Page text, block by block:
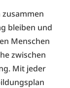
zusammen
bleiben und
Menschen
zwischen
Mit jeder